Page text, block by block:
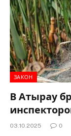
ЗАКОН
В Атырау
03.10.2025 0